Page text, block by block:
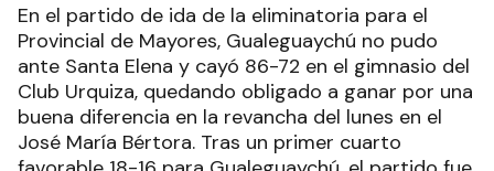
En el partido de ida de la eliminatoria para el
Provincial de Mayores, Gualeguaychú no pudo
ante Santa Elena y cayó 86-72 en el gimnasio del
Club Urquiza, quedando obligado a ganar por una
buena diferencia en la revancha del lunes en el
José María Bértora. Tras un primer cuarto